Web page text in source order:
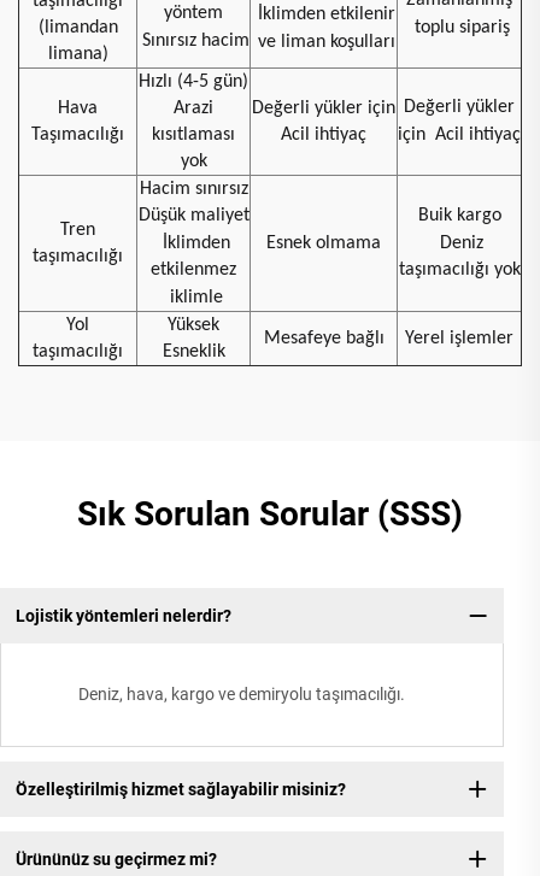
(limandan
limana)
yöntem
Sınırsız hacim
İklimden etkilenir
ve liman koşulları
toplu sipariş
Hava
Taşımacılığı
Hızlı (4-5 gün)
Arazi
kısıtlaması
yok
Değerli yükler için
Acil ihtiyaç
Değerli yükler
için Acil ihtiyaç
Tren
taşımacılığı
Hacim sınırsız
Düşük maliyet
İklimden
etkilenmez
iklimle
Esnek olmama
Buik kargo
Deniz
taşımacılığı yok
Yol
taşımacılığı
Yüksek
Esneklik
Mesafeye bağlı Yerel işlemler
Sık Sorulan Sorular (SSS)
Lojistik yöntemleri nelerdir?
Deniz, hava, kargo ve demiryolu taşımacılığı.
Özelleştirilmiş hizmet sağlayabilir misiniz?
Ürününüz su geçirmez mi?